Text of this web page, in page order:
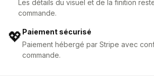
Les détails du visuel et de la finition
commande.
💖 Paiement sécurisé
Paiement hébergé par Stripe avec
commande.